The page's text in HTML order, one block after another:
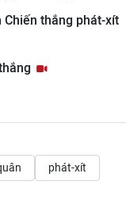
Chiến thắng phát-xít
phát-xít